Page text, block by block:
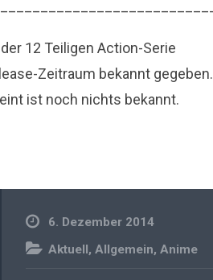
12 Teiligen Action-Serie
Zeitraum bekannt gegeben.
ist noch nichts bekannt.
6. Dezember 2014
Aktuell,Allgemein,Anime